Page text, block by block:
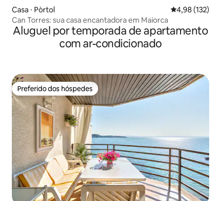
Casa ⋅ Pòrtol 4,98 de uma
4,98 (132)
Can Torres: sua casa encantadora em Maiorca
Aluguel por temporada de apartamento
com ar-condicionado
Preferido dos hóspedes
Preferido dos hóspedes